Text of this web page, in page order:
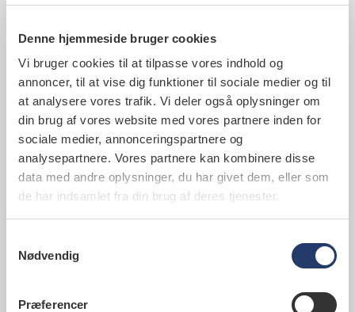
Denne hjemmeside bruger cookies
Vi bruger cookies til at tilpasse vores indhold og
annoncer, til at vise dig funktioner til sociale medier og til
at analysere vores trafik. Vi deler også oplysninger om
din brug af vores website med vores partnere inden for
sociale medier, annonceringspartnere og
analysepartnere. Vores partnere kan kombinere disse
data med andre oplysninger, du har givet dem, eller som
de har indsamlet fra din brug af deres tjenester.
Nødvendig
Præferencer
© Tandlægeforeningen. Du må gerne citere fra denne
artikel, men du skal angive Tandlægeforeningen som
kilde.
Senest opdateret 07. maj 2019
Tandlægeforeningen
1256 København K